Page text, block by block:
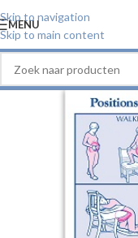
Skip to navigation
Skip to main content
MENU